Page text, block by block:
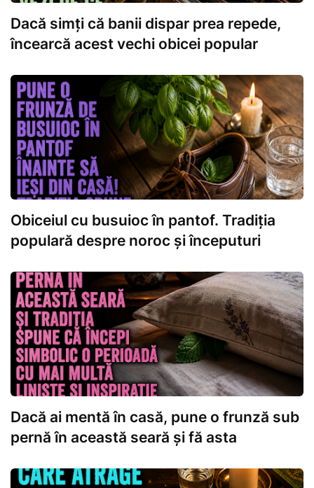
Dacă simți că banii dispar prea repede,
încearcă acest vechi obicei popular
Obiceiul cu busuioc în pantof. Tradiția
populară despre noroc și începuturi
Dacă ai mentă în casă, pune o frunză sub
pernă în această seară și fă asta